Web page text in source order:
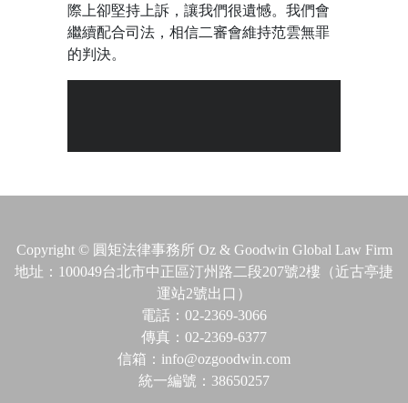
際上卻堅持上訴，讓我們很遺憾。我們會
繼續配合司法，相信二審會維持范雲無罪
的判決。
Copyright © 圓矩法律事務所 Oz & Goodwin Global Law Firm
地址：100049台北市中正區汀州路二段207號2樓（近古亭捷
運站2號出口）
電話：02-2369-3066
傳真：02-2369-6377
信箱：info@ozgoodwin.com
統一編號：38650257